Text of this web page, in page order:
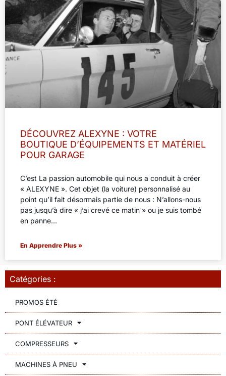
Catégories :
PROMOS ÉTÉ
PONT ÉLÉVATEUR
COMPRESSEURS
MACHINES À PNEU
DÉCOUVREZ ALEXYNE : VOTRE
BOUTIQUE D’ÉQUIPEMENTS ET MATÉRIEL
POUR GARAGE
C’est La passion automobile qui nous a conduit à créer
« ALEXYNE ». Cet objet (la voiture) personnalisé au
point qu’il fait désormais partie de nous : N’allons-nous
pas jusqu’à dire « j’ai crevé ce matin » ou je suis tombé
en panne…
En Apprendre Plus »